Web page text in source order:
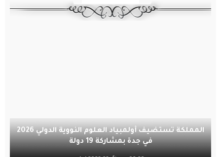
المملكة تستضيف أولمبياد العلوم النووية الدولي 2026
في جدة بمشاركة 19 دولة